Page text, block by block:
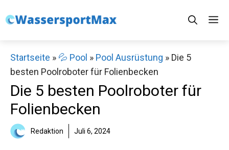
Inhalt
Startseite » 💦 Pool » Pool Ausrüstung » Die 5
besten Poolroboter für Folienbecken
Die 5 besten Poolroboter für
Folienbecken
Redaktion Juli 6, 2024